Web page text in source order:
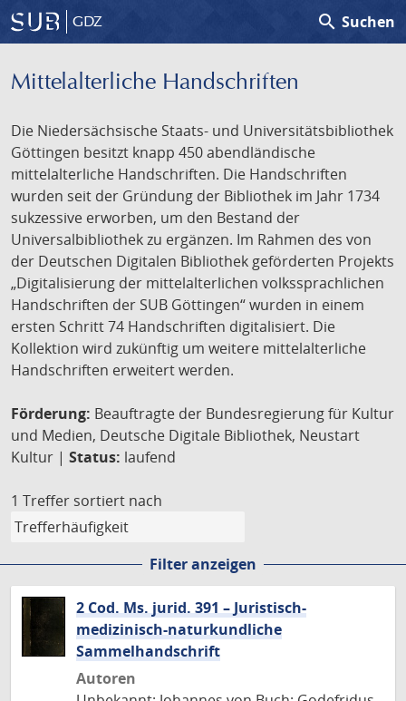
GDZ search Suchen
Mittelalterliche Handschriften
Die Niedersächsische Staats- und Universitätsbibliothek
Göttingen besitzt knapp 450 abendländische
mittelalterliche Handschriften. Die Handschriften
wurden seit der Gründung der Bibliothek im Jahr 1734
sukzessive erworben, um den Bestand der
Universalbibliothek zu ergänzen. Im Rahmen des von
der Deutschen Digitalen Bibliothek geförderten Projekts
„Digitalisierung der mittelalterlichen volkssprachlichen
Handschriften der SUB Göttingen“ wurden in einem
ersten Schritt 74 Handschriften digitalisiert. Die
Kollektion wird zukünftig um weitere mittelalterliche
Handschriften erweitert werden.
Förderung: Beauftragte der Bundesregierung für Kultur
und Medien, Deutsche Digitale Bibliothek, Neustart
Kultur | Status: laufend
1 Treffer sortiert nach
Filter anzeigen
2 Cod. Ms. jurid. 391 – Juristisch-
medizinisch-naturkundliche
Sammelhandschrift
Autoren